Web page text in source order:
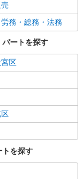
務・総務・法務
パートを探す
区
トを探す